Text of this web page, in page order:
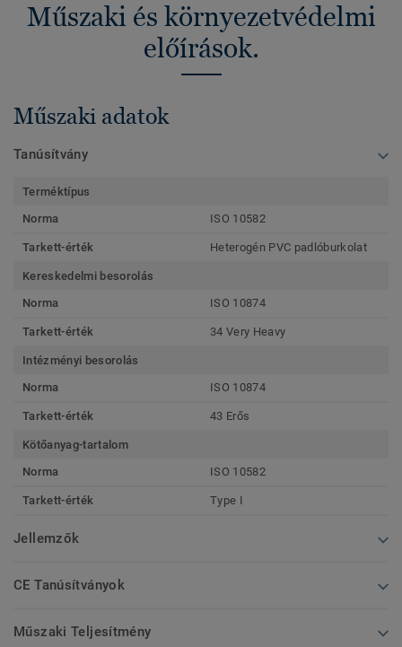
Műszaki és környezetvédelmi
előírások.
Műszaki adatok
Tanúsítvány
Terméktípus
Norma
ISO 10582
Tarkett-érték Heterogén PVC padlóburkolat
Kereskedelmi besorolás
Norma
ISO 10874
Tarkett-érték 34 Very Heavy
Intézményi besorolás
Norma
ISO 10874
Tarkett-érték 43 Erős
Kötőanyag-tartalom
Norma
ISO 10582
Tarkett-érték Type I
Jellemzők
CE Tanúsítványok
Műszaki Teljesítmény